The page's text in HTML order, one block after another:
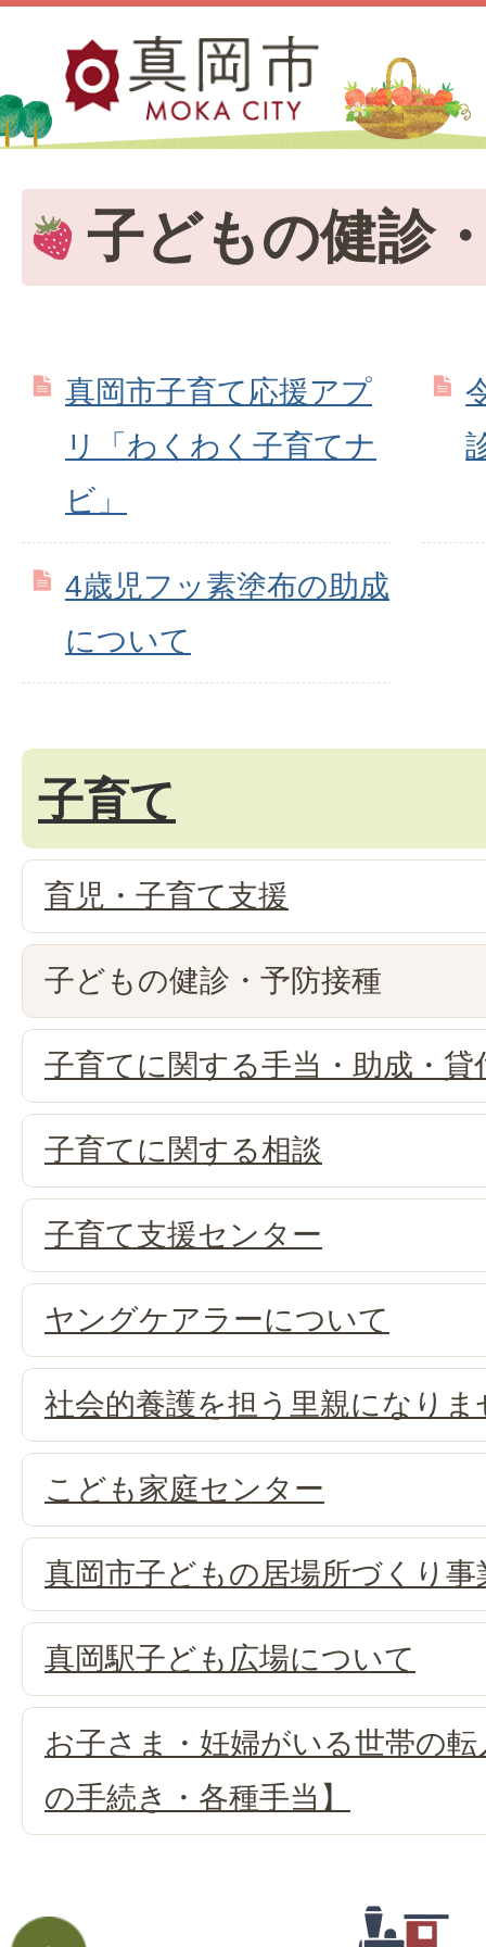
子どもの健診
真岡市子育て応援アプ
リ「わくわく子育てナ
ビ」
4歳児フッ素塗布の助成
について
子育て
育児・子育て支援
子どもの健診・予防接種
子育てに関する手当・助成・貸
子育てに関する相談
子育て支援センター
ヤングケアラーについて
社会的養護を担う里親になりま
こども家庭センター
真岡市子どもの居場所づくり
真岡駅子ども広場について
お子さま・妊婦がいる世帯の
の手続き・各種手当】